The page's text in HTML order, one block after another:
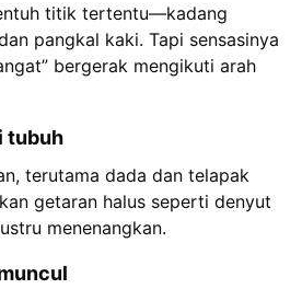
titik tertentu—kadang
pangkal kaki. Tapi sensasinya
bergerak mengikuti arah
tubuh
terutama dada dan telapak
getaran halus seperti denyut
menenangkan.